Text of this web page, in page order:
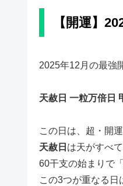
【開運】
2025年12月の最強
天赦日 一粒万倍日
この日は、超・開
天赦日 は天がすべ
60干支の始まりで
この3つが重なる日